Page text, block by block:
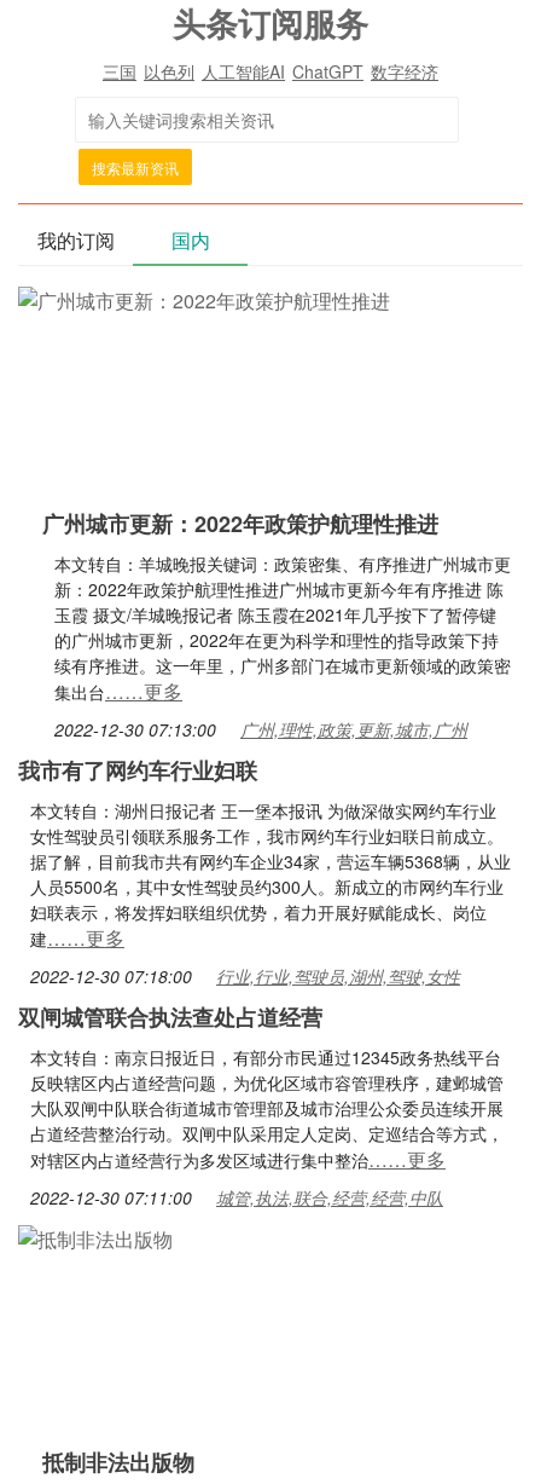
头条订阅服务
三国 以色列 人工智能AI ChatGPT 数字经济
搜索最新资讯
我的订阅 国内
广州城市更新：2022年政策护航理性推进
本文转自：羊城晚报关键词：政策密集、有序推进广州城市更
新：2022年政策护航理性推进广州城市更新今年有序推进 陈
玉霞 摄文/羊城晚报记者 陈玉霞在2021年几乎按下了暂停键
的广州城市更新，2022年在更为科学和理性的指导政策下持
续有序推进。这一年里，广州多部门在城市更新领域的政策密
集出台……更多
2022-12-30 07:13:00 广州,理性,政策,更新,城市,广州
我市有了网约车行业妇联
本文转自：湖州日报记者 王一堡本报讯 为做深做实网约车行业
女性驾驶员引领联系服务工作，我市网约车行业妇联日前成立。
据了解，目前我市共有网约车企业34家，营运车辆5368辆，从业
人员5500名，其中女性驾驶员约300人。新成立的市网约车行业
妇联表示，将发挥妇联组织优势，着力开展好赋能成长、岗位
建……更多
2022-12-30 07:18:00 行业,行业,驾驶员,湖州,驾驶,女性
双闸城管联合执法查处占道经营
本文转自：南京日报近日，有部分市民通过12345政务热线平台
反映辖区内占道经营问题，为优化区域市容管理秩序，建邺城管
大队双闸中队联合街道城市管理部及城市治理公众委员连续开展
占道经营整治行动。双闸中队采用定人定岗、定巡结合等方式，
对辖区内占道经营行为多发区域进行集中整治……更多
2022-12-30 07:11:00 城管,执法,联合,经营,经营,中队
抵制非法出版物